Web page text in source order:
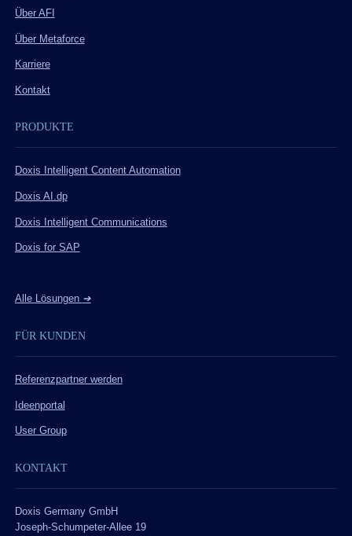
Über AFI
Über Metaforce
Karriere
Kontakt
PRODUKTE
Doxis Intelligent Content Automation
Doxis AI.dp
Doxis Intelligent Communications
Doxis for SAP
Alle Lösungen ➔
FÜR KUNDEN
Referenzpartner werden
Ideenportal
User Group
KONTAKT
Doxis Germany GmbH
Joseph-Schumpeter-Allee 19